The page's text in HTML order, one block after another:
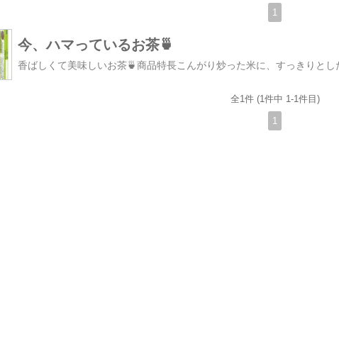
1
今、ハマっているお茶🍵
全1件 (1件中 1-1件目)
1